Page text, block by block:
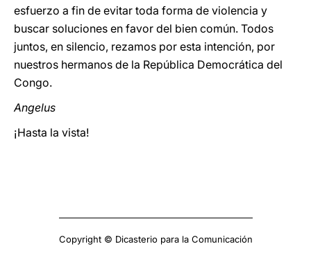
esfuerzo a fin de evitar toda forma de violencia y
buscar soluciones en favor del bien común. Todos
juntos, en silencio, rezamos por esta intención, por
nuestros hermanos de la República Democrática del
Congo.
Angelus
¡Hasta la vista!
Copyright © Dicasterio para la Comunicación